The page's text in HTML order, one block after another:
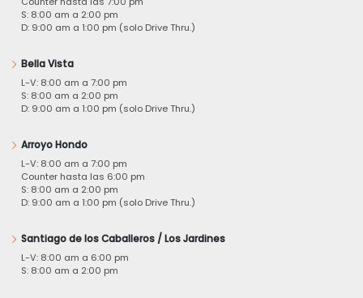
S: 8:00 am a 2:00 pm
D: 9:00 am a 1:00 pm (solo Drive Thru.)
Bella Vista
L-V: 8:00 am a 7:00 pm
S: 8:00 am a 2:00 pm
D: 9:00 am a 1:00 pm (solo Drive Thru.)
Arroyo Hondo
L-V: 8:00 am a 7:00 pm
Counter hasta las 6:00 pm
S: 8:00 am a 2:00 pm
D: 9:00 am a 1:00 pm (solo Drive Thru.)
Santiago de los Caballeros / Los Jardines
L-V: 8:00 am a 6:00 pm
S: 8:00 am a 2:00 pm